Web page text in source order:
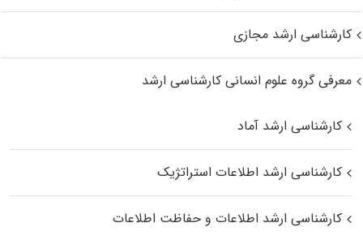
کارشناسی ارشد مجازی
معرفی گروه علوم انسانی کارشناسی ارشد
کارشناسی ارشد آماد
کارشناسی ارشد اطلاعات استراتژیک
کارشناسی ارشد اطلاعات و حفاظت اطلاعات